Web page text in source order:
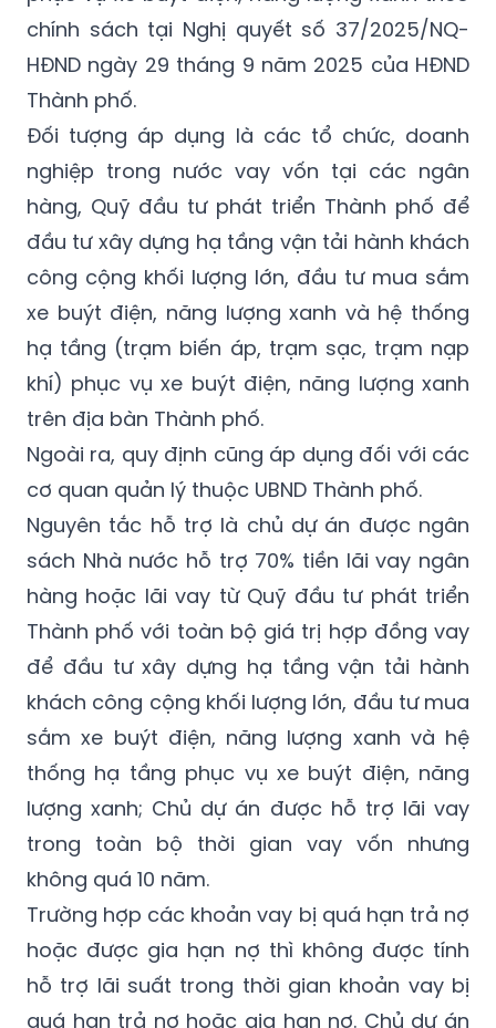
tầng (trạm biến áp, trạm sạc, trạm nạp khí)
phục vụ xe buýt điện, năng lượng xanh theo
chính sách tại Nghị quyết số 37/2025/NQ-
HĐND ngày 29 tháng 9 năm 2025 của HĐND
Thành phố.
Đối tượng áp dụng là các tổ chức, doanh
nghiệp trong nước vay vốn tại các ngân
hàng, Quỹ đầu tư phát triển Thành phố để
đầu tư xây dựng hạ tầng vận tải hành khách
công cộng khối lượng lớn, đầu tư mua sắm
xe buýt điện, năng lượng xanh và hệ thống
hạ tầng (trạm biến áp, trạm sạc, trạm nạp
khí) phục vụ xe buýt điện, năng lượng xanh
trên địa bàn Thành phố.
Ngoài ra, quy định cũng áp dụng đối với các
cơ quan quản lý thuộc UBND Thành phố.
Nguyên tắc hỗ trợ là chủ dự án được ngân
sách Nhà nước hỗ trợ 70% tiền lãi vay ngân
hàng hoặc lãi vay từ Quỹ đầu tư phát triển
Thành phố với toàn bộ giá trị hợp đồng vay
để đầu tư xây dựng hạ tầng vận tải hành
khách công cộng khối lượng lớn, đầu tư mua
sắm xe buýt điện, năng lượng xanh và hệ
thống hạ tầng phục vụ xe buýt điện, năng
lượng xanh; Chủ dự án được hỗ trợ lãi vay
trong toàn bộ thời gian vay vốn nhưng
không quá 10 năm.
Trường hợp các khoản vay bị quá hạn trả nợ
hoặc được gia hạn nợ thì không được tính